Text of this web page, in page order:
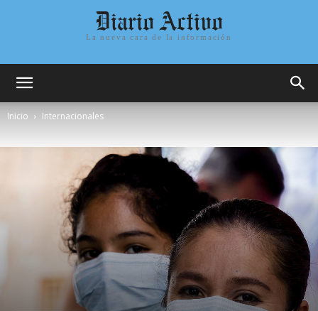
Diario Activo
La nueva cara de la información
Inicio Internacionales